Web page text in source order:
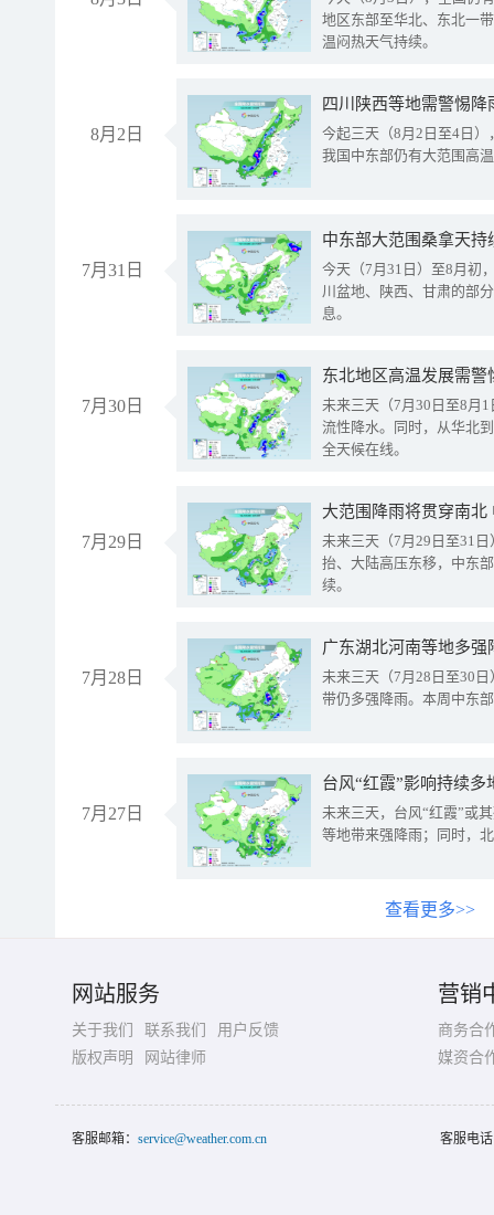
地区东部至华北、东北一
温闷热天气持续。
8月2日
今起三天（8月2日至4日
我国中东部仍有大范围高
7月31日
中东部大范围桑拿天
今天（7月31日）至8月初
川盆地、陕西、甘肃的部
息。
7月30日
东北地区高温发展需
未来三天（7月30日至8月
流性降水。同时，从华北
全天候在线。
7月29日
大范围降雨将贯穿南
未来三天（7月29日至31
抬、大陆高压东移，中东
续。
7月28日
广东湖北河南等地多
未来三天（7月28日至30
带仍多强降雨。本周中东
7月27日
台风“红霞”影响持续
未来三天，台风“红霞”或
等地带来强降雨；同时，
查看更多>>
网站服务
关于我们 联系我们
用户反馈
版权声明
网站律师
营销
商务合
媒资合
客服邮箱： service@weather.com.cn 客服电